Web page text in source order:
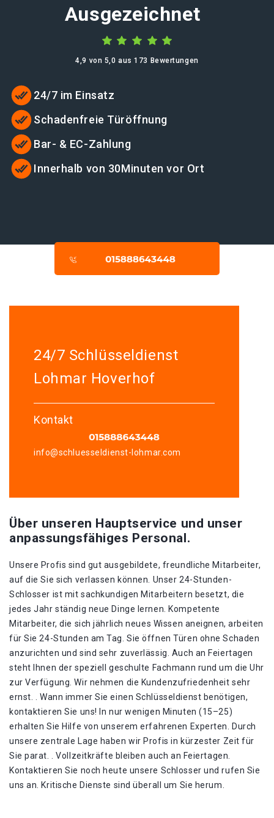
Ausgezeichnet
4,9 von 5,0 aus 173 Bewertungen
24/7 im Einsatz
Schadenfreie Türöffnung
Bar- & EC-Zahlung
Innerhalb von 30Minuten vor Ort
24/7 Schlüsseldienst
Lohmar Hoverhof
Kontakt
info@schluesseldienst-lohmar.com
Über unseren Hauptservice und unser
anpassungsfähiges Personal.
Unsere Profis sind gut ausgebildete, freundliche Mitarbeiter,
auf die Sie sich verlassen können. Unser 24-Stunden-
Schlosser ist mit sachkundigen Mitarbeitern besetzt, die
jedes Jahr ständig neue Dinge lernen. Kompetente
Mitarbeiter, die sich jährlich neues Wissen aneignen, arbeiten
für Sie 24-Stunden am Tag. Sie öffnen Türen ohne Schaden
anzurichten und sind sehr zuverlässig. Auch an Feiertagen
steht Ihnen der speziell geschulte Fachmann rund um die Uhr
zur Verfügung. Wir nehmen die Kundenzufriedenheit sehr
ernst. . Wann immer Sie einen Schlüsseldienst benötigen,
kontaktieren Sie uns! In nur wenigen Minuten (15–25)
erhalten Sie Hilfe von unserem erfahrenen Experten. Durch
unsere zentrale Lage haben wir Profis in kürzester Zeit für
Sie parat. . Vollzeitkräfte bleiben auch an Feiertagen.
Kontaktieren Sie noch heute unsere Schlosser und rufen Sie
uns an. Kritische Dienste sind überall um Sie herum.